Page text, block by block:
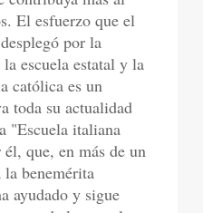
El esfuerzo que el
por la
escuela estatal y la
católica es un
toda su actualidad
"Escuela italiana
que, en más de un
benemérita
ayudado y sigue